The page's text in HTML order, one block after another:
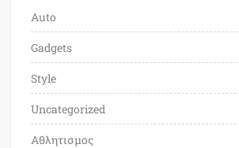
Auto
Gadgets
Style
Uncategorized
Αθλητισμος